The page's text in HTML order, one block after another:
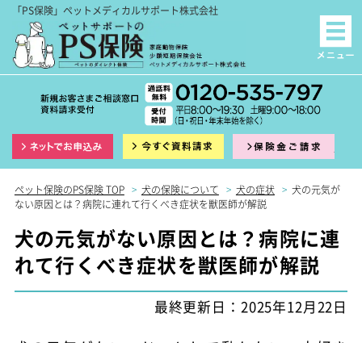
「PS保険」ペットメディカルサポート株式会社
インターネット申込 資料請求
ペット保険のPS保険 TOP > 犬の保険について > 犬の症状 > 犬の元気が
ない原因とは？病院に連れて行くべき症状を獣医師が解説
犬の元気がない原因とは？病院に連
れて行くべき症状を獣医師が解説
最終更新日：2025年12月22日